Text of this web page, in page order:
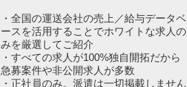
・全国の運送会社の売上／給与データベ
ースを活用することでホワイトな求人の
みを厳選してご紹介
・すべての求人が100%独自開拓だから
急募案件や非公開求人が多数
・正社員のみ。派遣は一切掲載しません